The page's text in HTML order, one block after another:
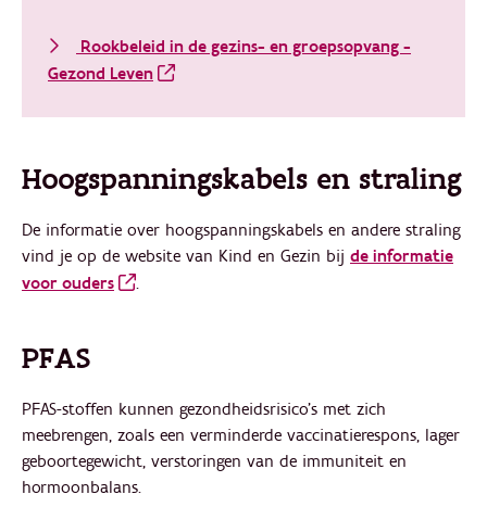
Rookbeleid in de gezins- en groepsopvang -
Gezond Leven
Hoogspanningskabels en straling
De informatie over hoogspanningskabels en andere straling
vind je op de website van Kind en Gezin bij de informatie
voor ouders
.
PFAS
PFAS-stoffen kunnen gezondheidsrisico’s met zich
meebrengen, zoals een verminderde vaccinatierespons, lager
geboortegewicht, verstoringen van de immuniteit en
hormoonbalans.